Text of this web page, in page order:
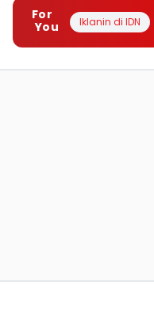
For
You
Iklanin di IDN